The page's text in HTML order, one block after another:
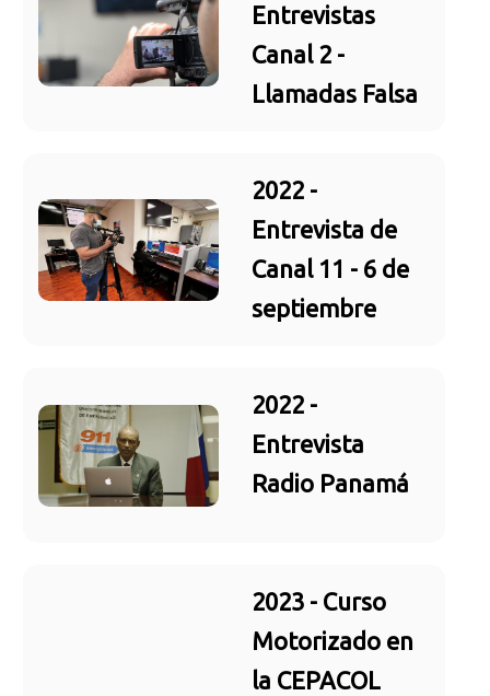
Entrevistas
Canal 2 -
Llamadas Falsa
2022 -
Entrevista de
Canal 11 - 6 de
septiembre
2022 -
Entrevista
Radio Panamá
2023 - Curso
Motorizado en
la CEPACOL